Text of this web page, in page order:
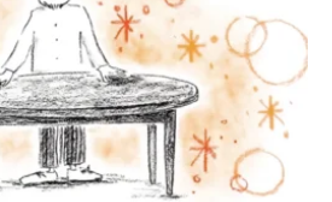
然に行動したくなることを目指した
す。